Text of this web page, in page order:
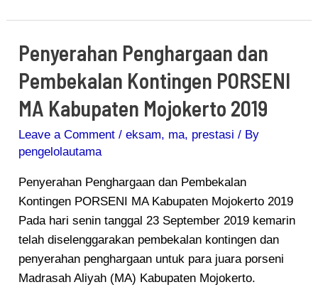
Penyerahan Penghargaan dan
Pembekalan Kontingen PORSENI
MA Kabupaten Mojokerto 2019
Leave a Comment /eksam, ma, prestasi / By
pengelolautama
Penyerahan Penghargaan dan Pembekalan
Kontingen PORSENI MA Kabupaten Mojokerto 2019
Pada hari senin tanggal 23 September 2019 kemarin
telah diselenggarakan pembekalan kontingen dan
penyerahan penghargaan untuk para juara porseni
Madrasah Aliyah (MA) Kabupaten Mojokerto.
Penyerahan
Penghargaan
dan
Pembekalan
PORSENI
MA
Kabupaten
Mojokerto
2019